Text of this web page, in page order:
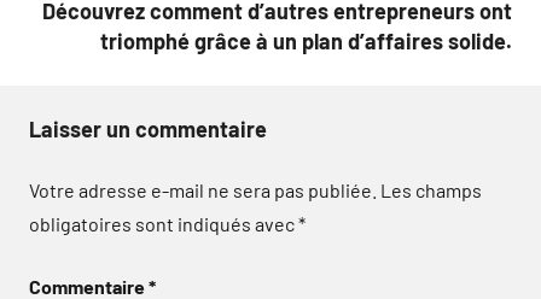
Découvrez comment d’autres entrepreneurs ont
triomphé grâce à un plan d’affaires solide.
Laisser un commentaire
Votre adresse e-mail ne sera pas publiée. Les champs
obligatoires sont indiqués avec*
Commentaire*